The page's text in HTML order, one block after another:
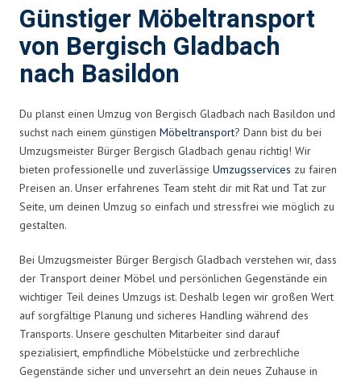
Günstiger Möbeltransport
von Bergisch Gladbach
nach Basildon
Du planst einen Umzug von Bergisch Gladbach nach Basildon und
suchst nach einem günstigen Möbeltransport? Dann bist du bei
Umzugsmeister Bürger Bergisch Gladbach genau richtig! Wir
bieten professionelle und zuverlässige Umzugsservices zu fairen
Preisen an. Unser erfahrenes Team steht dir mit Rat und Tat zur
Seite, um deinen Umzug so einfach und stressfrei wie möglich zu
gestalten.
Bei Umzugsmeister Bürger Bergisch Gladbach verstehen wir, dass
der Transport deiner Möbel und persönlichen Gegenstände ein
wichtiger Teil deines Umzugs ist. Deshalb legen wir großen Wert
auf sorgfältige Planung und sicheres Handling während des
Transports. Unsere geschulten Mitarbeiter sind darauf
spezialisiert, empfindliche Möbelstücke und zerbrechliche
Gegenstände sicher und unversehrt an dein neues Zuhause in